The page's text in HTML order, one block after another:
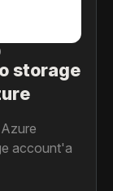
storage
account'a